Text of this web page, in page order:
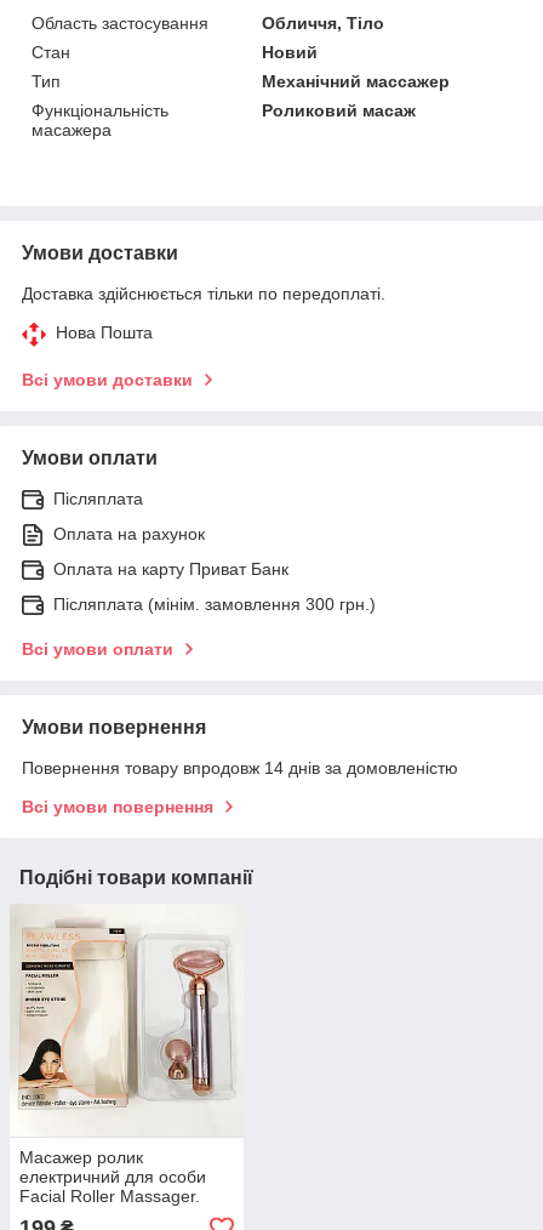
Область застосування
Обличчя, Тіло
Стан
Новий
Тип
Механічний массажер
Функціональність
масажера
Роликовий масаж
Умови доставки
Доставка здійснюється тільки по передоплаті.
Нова Пошта
Всі умови доставки
Умови оплати
Післяплата
Оплата на рахунок
Оплата на карту Приват Банк
Післяплата (мінім. замовлення 300 грн.)
Всі умови оплати
Умови повернення
Повернення товару впродовж 14 днів за домовленістю
Всі умови повернення
Подібні товари компанії
Масажер ролик
електричний для особи
Facial Roller Massager.
Колір бежевий